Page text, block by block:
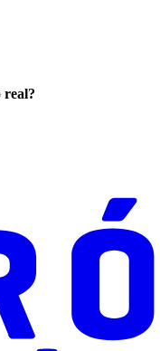
real?